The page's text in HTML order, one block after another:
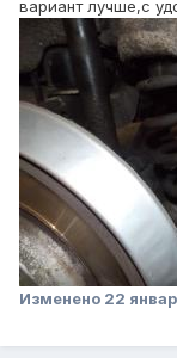
вариант лучше,с
Изменено 22